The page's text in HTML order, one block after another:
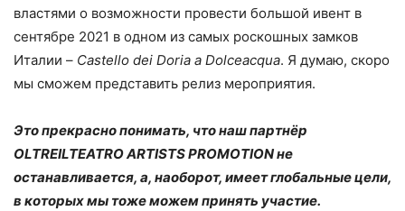
властями о возможности провести большой ивент в
сентябре 2021 в одном из самых роскошных замков
Италии – Castello dei Doria a Dolceacqua. Я думаю, скоро
мы сможем представить релиз мероприятия.
Это прекрасно понимать, что наш партнёр
OLTREILTEATRO ARTISTS PROMOTION не
останавливается, а, наоборот, имеет глобальные цели,
в которых мы тоже можем принять участие.